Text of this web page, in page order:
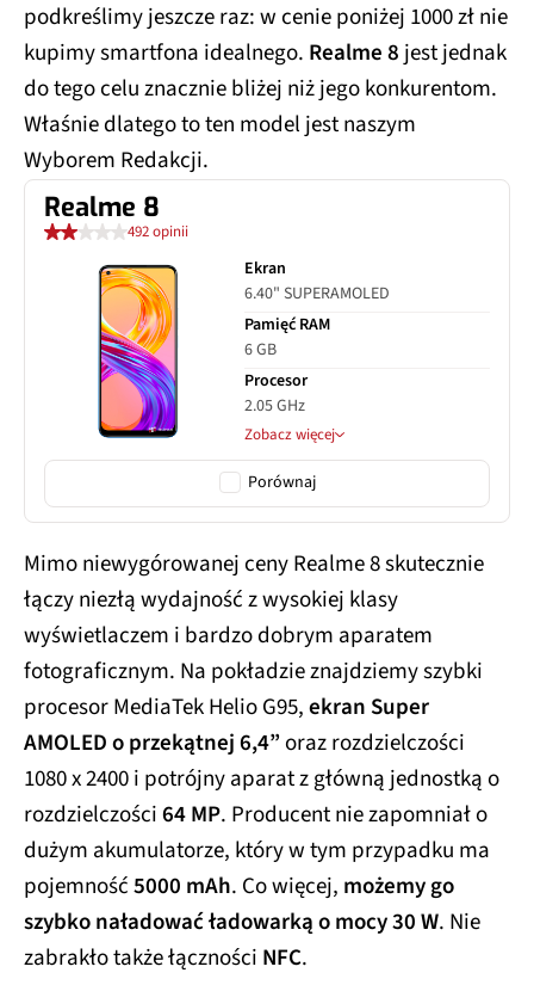
podkreślimy jeszcze raz: w cenie poniżej 1000 zł nie
kupimy smartfona idealnego. Realme 8 jest jednak
do tego celu znacznie bliżej niż jego konkurentom.
Właśnie dlatego to ten model jest naszym
Wyborem Redakcji.
Realme 8
492 opinii
Ekran
6.40" SUPERAMOLED
Pamięć RAM
6 GB
Procesor
2.05 GHz
Zobacz więcej
Porównaj
Mimo niewygórowanej ceny Realme 8 skutecznie
łączy niezłą wydajność z wysokiej klasy
wyświetlaczem i bardzo dobrym aparatem
fotograficznym. Na pokładzie znajdziemy szybki
procesor MediaTek Helio G95,ekran Super
AMOLED o przekątnej 6,4”oraz rozdzielczości
1080 x 2400 i potrójny aparat z główną jednostką o
rozdzielczości64 MP. Producent nie zapomniał o
dużym akumulatorze, który w tym przypadku ma
pojemność5000 mAh. Co więcej, możemy go
szybko naładować ładowarką o mocy 30 W. Nie
zabrakło także łączności NFC.